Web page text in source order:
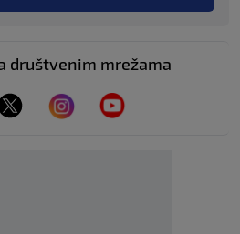
društvenim mrežama